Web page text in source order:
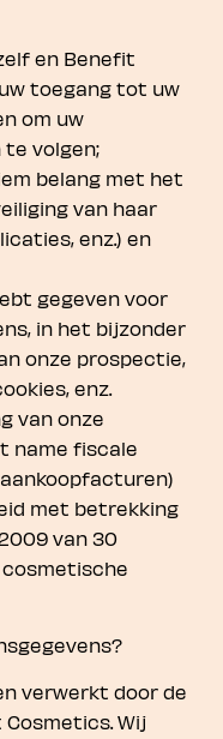
en Benefit
toegang tot uw
om uw
volgen;
belang met het
van haar
enz.) en
gegeven voor
in het bijzonder
onze prospectie,
enz.
van onze
name fiscale
met betrekking
van 30
verwerkt door de
Wij